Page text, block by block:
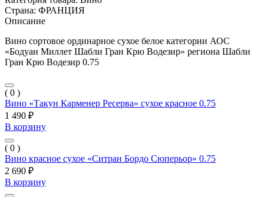
Страна: ФРАНЦИЯ
Описание
Вино сортовое ординарное сухое белое категории АОС
«Бодуан Миллет Шабли Гран Крю Водезир» региона Шабли
Гран Крю Водезир 0.75
( 0 )
Вино «Такун Карменер Ресерва» сухое красное 0.75
1 490 ₽
В корзину
( 0 )
Вино красное сухое «Ситран Бордо Сюперьор» 0.75
2 690 ₽
В корзину